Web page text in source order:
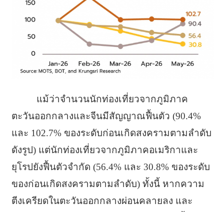
แม้ว่าจำนวนนักท่องเที่ยวจากภูมิภาค
ตะวันออกกลางและจีนมีสัญญาณฟื้นตัว (90.4%
และ 102.7% ของระดับก่อนเกิดสงครามตามลำดับ
ดังรูป) แต่นักท่องเที่ยวจากภูมิภาคอเมริกาและ
ยุโรปยังฟื้นตัวจำกัด (56.4% และ 30.8% ของระดับ
ของก่อนเกิดสงครามตามลำดับ) ทั้งนี้ หากความ
ตีงเครียดในตะวันออกกลางผ่อนคลายลง และ